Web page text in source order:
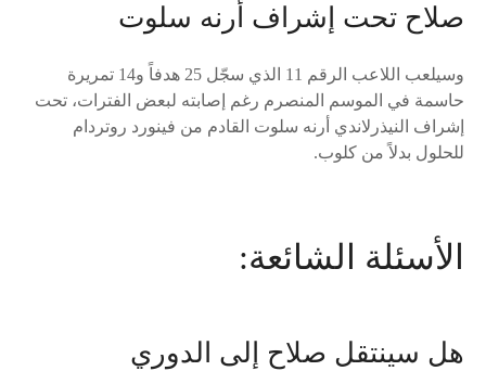
صلاح تحت إشراف أرنه سلوت
وسيلعب اللاعب الرقم 11 الذي سجّل 25 هدفاً و14 تمريرة
حاسمة في الموسم المنصرم رغم إصابته لبعض الفترات، تحت
إشراف النيذرلاندي أرنه سلوت القادم من فينورد روتردام
للحلول بدلاً من كلوب.
الأسئلة الشائعة:
هل سينتقل صلاح إلى الدوري